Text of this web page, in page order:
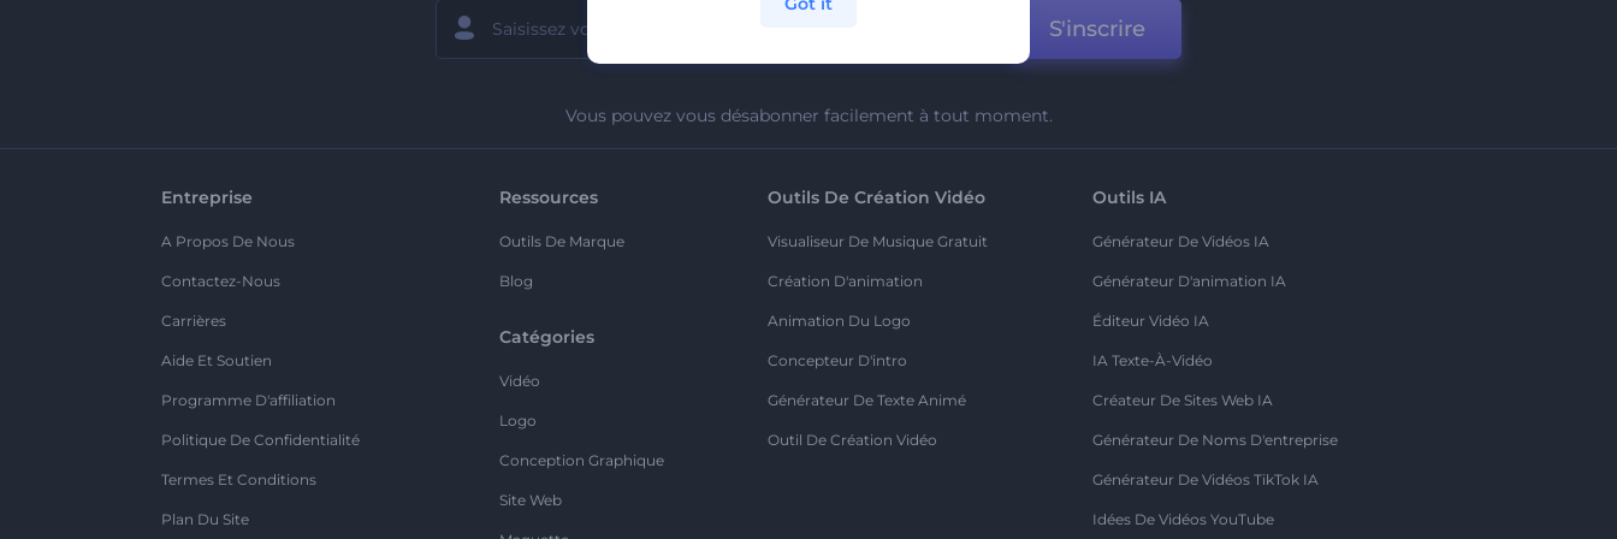
S'inscrire
Vous pouvez vous désabonner facilement à tout moment.
Entreprise
A Propos De Nous
Contactez-Nous
Carrières
Aide Et Soutien
Programme D'affiliation
Politique De Confidentialité
Termes Et Conditions
Plan Du Site
Ressources
Outils De Marque
Blog
Catégories
Vidéo
Logo
Conception Graphique
Site Web
Outils De Création Vidéo
Visualiseur De Musique Gratuit
Création D'animation
Animation Du Logo
Concepteur D'intro
Générateur De Texte Animé
Outil De Création Vidéo
Outils IA
Générateur De Vidéos IA
Générateur D'animation IA
Éditeur Vidéo IA
IA Texte-À-Vidéo
Créateur De Sites Web IA
Générateur De Noms D'entreprise
Générateur De Vidéos TikTok IA
Idées De Vidéos YouTube